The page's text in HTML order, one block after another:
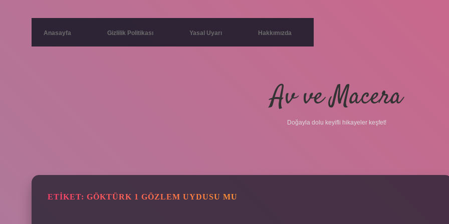
Anasayfa Gizlilik Politikası Yasal Uyarı Hakkımızda
Av ve Macera
Doğayla dolu keyifli hikayeler keşfet!
ETIKET: GÖKTÜRK 1 GÖZLEM UYDUSU MU